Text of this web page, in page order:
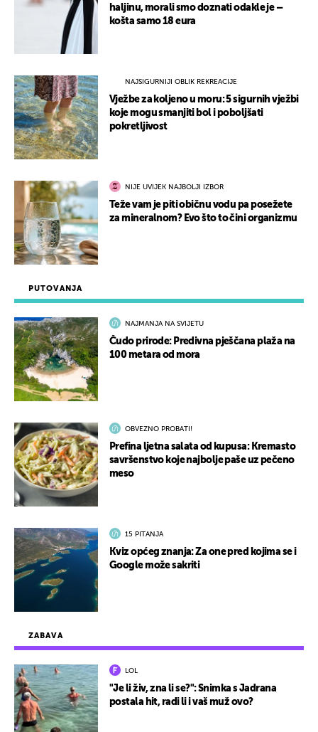
ZABAVA
LOL
"Je li živ, zna li se?": Snimka s Jadrana
postala hit, radi li i vaš muž ovo?
PUTOVANJA
NAJMANJA NA SVIJETU
Čudo prirode: Predivna pješčana plaža na
100 metara od mora
OBVEZNO PROBATI!
Prefina ljetna salata od kupusa: Kremasto
savršenstvo koje najbolje paše uz pečeno
meso
15 PITANJA
Kviz općeg znanja: Za one pred kojima se i
Google može sakriti
haljinu, morali smo doznati odakle je –
košta samo 18 eura
NAJSIGURNIJI OBLIK REKREACIJE
Vježbe za koljeno u moru: 5 sigurnih vježbi
koje mogu smanjiti bol i poboljšati
pokretljivost
NIJE UVIJEK NAJBOLJI IZBOR
Teže vam je piti običnu vodu pa posežete
za mineralnom? Evo što to čini organizmu